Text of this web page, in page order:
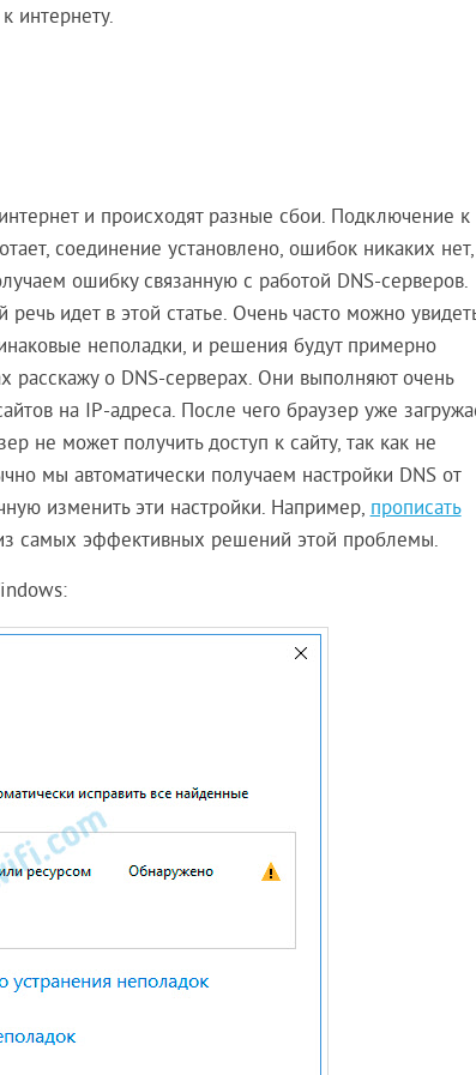
интернету.
и происходят разные сбои. Подключение к
соединение установлено, ошибок никаких
ошибку связанную с работой DNS-серверов.
идет в этой статье. Очень часто можно
неполадки, и решения будут примерно
о DNS-серверах. Они выполняют очень
на IP-адреса. После чего браузер уже
не может получить доступ к сайту, так как не
мы автоматически получаем настройки DNS от
изменить эти настройки. Например,прописать
самых эффективных решений этой проблемы.